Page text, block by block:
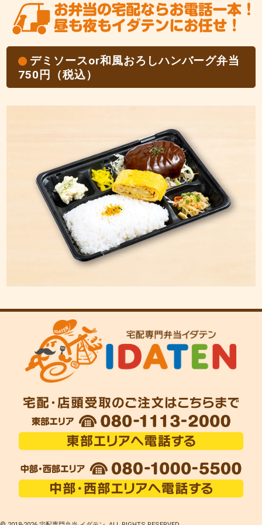
デミソースor和風おろしハンバーグ弁当
750円（税込）